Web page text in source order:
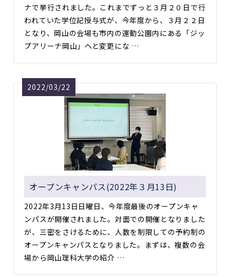
ナで挙行されました。これまでずっと３月２０日で行
われていた学位記授与式が、今年度から、３月２２日
となり、岡山の会場も市内の運動公園内にある「ジッ
プアリーナ岡山」へと変更にな …
2022/03/22
オープンキャンパス(2022年３月13日)
2022年3月13日日曜日、今年度最後のオープンキャ
ンパスが開催されました。対面での開催となりました
が、三密をさけるために、人数を制限しての予約制の
オープンキャンパスとなりました。まずは、複数の会
場から岡山理科大学の紹介 …